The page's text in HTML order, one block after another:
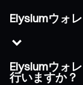
Elysiumウォ
Elysiumウォ
行いますか？